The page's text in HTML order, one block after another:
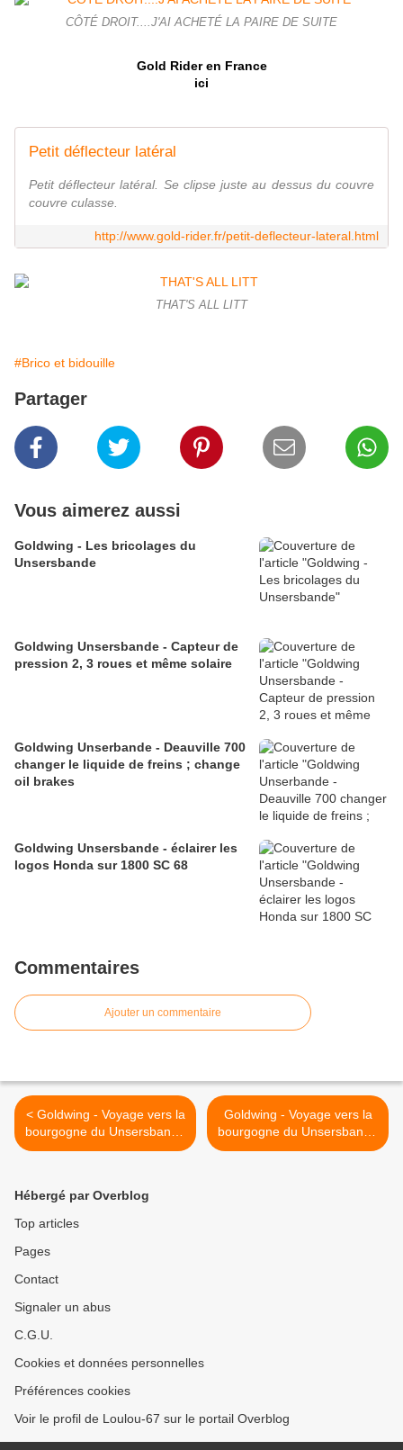
CÔTÉ DROIT....J'AI ACHETÉ LA PAIRE DE SUITE
Gold Rider en France
ici
Petit déflecteur latéral
Petit déflecteur latéral. Se clipse juste au dessus du couvre
couvre culasse.
http://www.gold-rider.fr/petit-deflecteur-lateral.html
THAT'S ALL LITT
#Brico et bidouille
Partager
Vous aimerez aussi
Goldwing - Les bricolages du
Unsersbande
Goldwing Unsersbande - Capteur de
pression 2, 3 roues et même solaire
Goldwing Unserbande - Deauville 700
changer le liquide de freins ; change
oil brakes
Goldwing Unsersbande - éclairer les
logos Honda sur 1800 SC 68
Commentaires
Ajouter un commentaire
< Goldwing - Voyage vers la
bourgogne du Unsersbande
2015 1er jour 1/2
Goldwing - Voyage vers la
bourgogne du Unsersbande
2015 1er jour 2/2 >
Hébergé par Overblog
Top articles
Pages
Contact
Signaler un abus
C.G.U.
Cookies et données personnelles
Préférences cookies
Voir le profil de Loulou-67 sur le portail Overblog